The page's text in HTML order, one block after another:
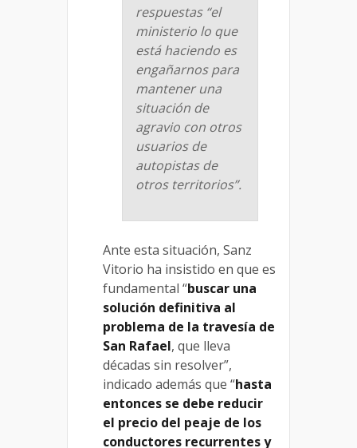
respuestas “el
ministerio lo que
está haciendo es
engañarnos para
mantener una
situación de
agravio con otros
usuarios de
autopistas de
otros territorios”.
Ante esta situación, Sanz
Vitorio ha insistido en que es
fundamental “buscar una
solución definitiva al
problema de la travesía de
San Rafael, que lleva
décadas sin resolver”,
indicado además que “hasta
entonces se debe reducir
el precio del peaje de los
conductores recurrentes y